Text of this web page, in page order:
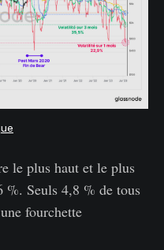
le plus haut et le plus
%. Seuls 4,8 % de tous
fourchette